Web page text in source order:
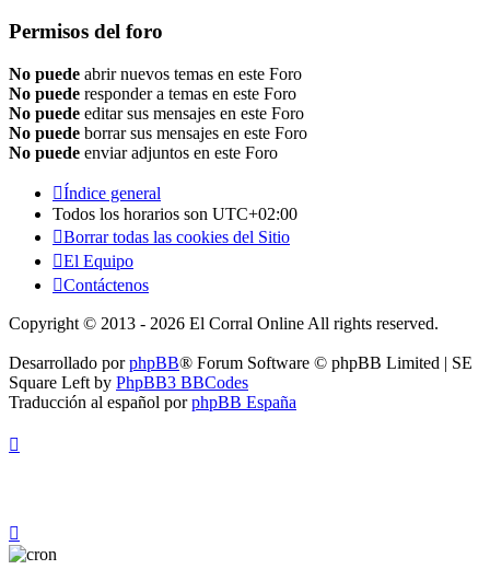
Permisos del foro
No puede abrir nuevos temas en este Foro
No puede responder a temas en este Foro
No puede editar sus mensajes en este Foro
No puede borrar sus mensajes en este Foro
No puede enviar adjuntos en este Foro
Índice general
Todos los horarios son UTC+02:00
Borrar todas las cookies del Sitio
El Equipo
Contáctenos
Copyright © 2013 - 2026 El Corral Online All rights reserved.
Desarrollado porphpBB® Forum Software © phpBB Limited | SE
Square Left by PhpBB3 BBCodes
Traducción al español porphpBB España